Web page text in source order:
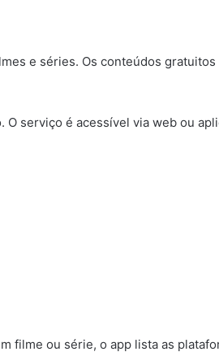
e séries. Os conteúdos
serviço é acessível via web ou
filme ou série, o app lista as